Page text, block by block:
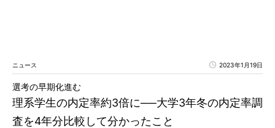
ニュース 2023年1月19日
理系学生の内定率約3倍に──大学3年冬の内定率調
査を4年分比較して分かったこと
選考の早期化進む